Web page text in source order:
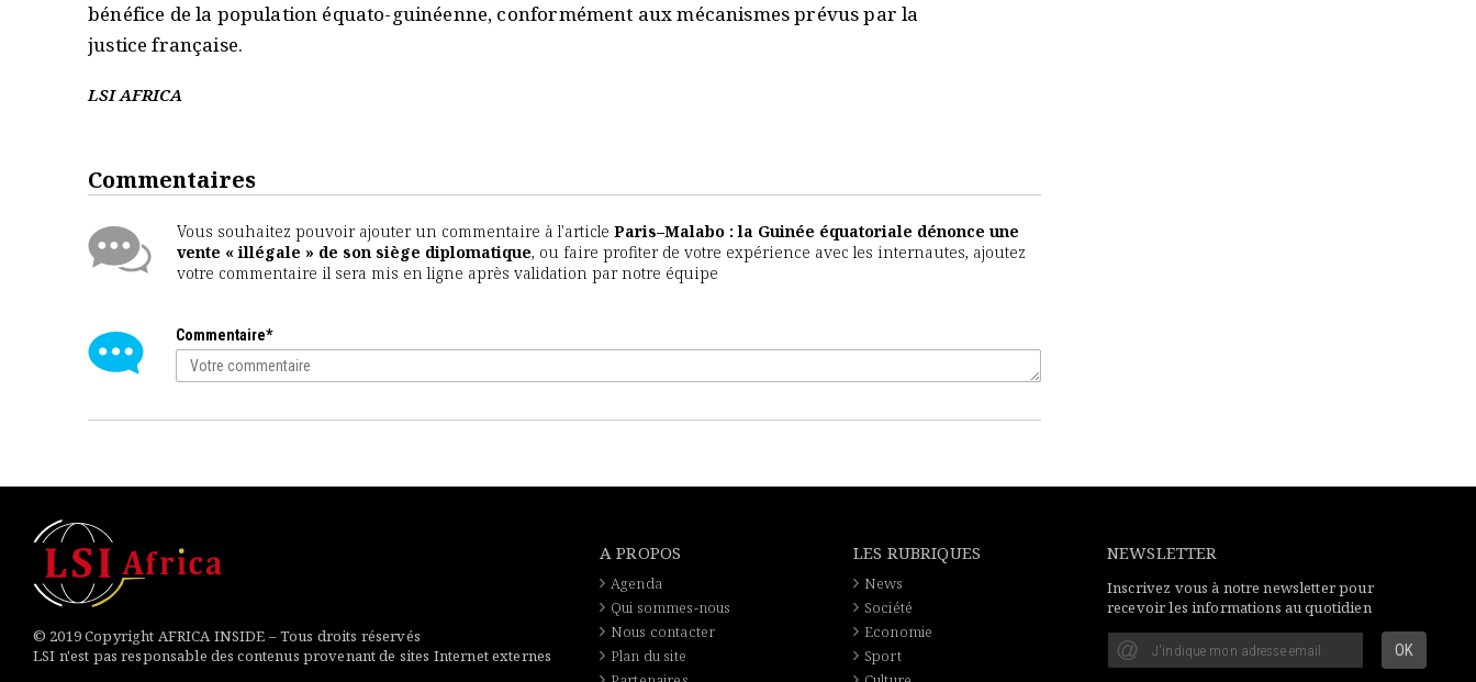
bénéfice de la population équato-guinéenne, conformément aux mécanismes prévus par la
justice française.
LSI AFRICA
Commentaires
Vous souhaitez pouvoir ajouter un commentaire à l'article Paris–Malabo : la Guinée équatoriale dénonce une
vente « illégale » de son siège diplomatique, ou faire profiter de votre expérience avec les internautes, ajoutez
votre commentaire il sera mis en ligne après validation par notre équipe
Commentaire*
© 2019 Copyright AFRICA INSIDE – Tous droits réservés
LSI n'est pas responsable des contenus provenant de sites Internet externes
A PROPOS
Agenda
Qui sommes-nous
Nous contacter
Plan du site
LES RUBRIQUES
News
Société
Economie
Sport
NEWSLETTER
Inscrivez vous à notre newsletter pour
recevoir les informations au quotidien